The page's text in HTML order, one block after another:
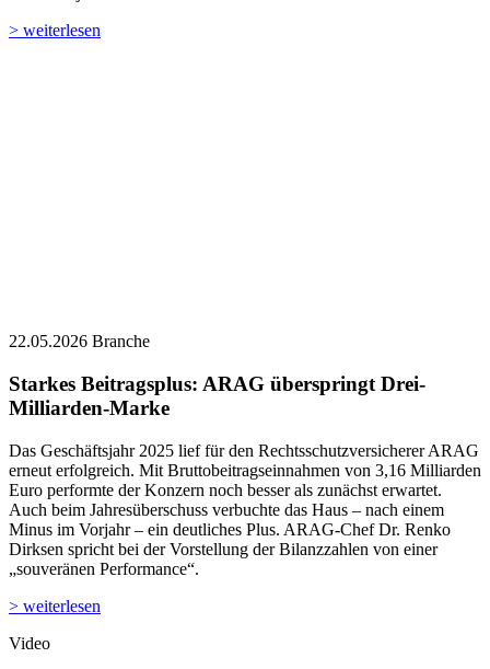
> weiterlesen
22.05.2026 Branche
Starkes Beitragsplus: ARAG überspringt Drei-
Milliarden-Marke
Das Geschäftsjahr 2025 lief für den Rechtsschutzversicherer ARAG
erneut erfolgreich. Mit Bruttobeitragseinnahmen von 3,16 Milliarden
Euro performte der Konzern noch besser als zunächst erwartet.
Auch beim Jahresüberschuss verbuchte das Haus – nach einem
Minus im Vorjahr – ein deutliches Plus. ARAG-Chef Dr. Renko
Dirksen spricht bei der Vorstellung der Bilanzzahlen von einer
„souveränen Performance“.
> weiterlesen
Video